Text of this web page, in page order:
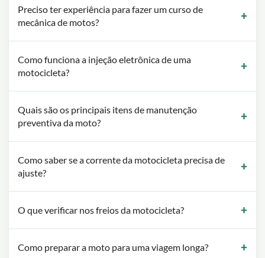
Preciso ter experiência para fazer um curso de
mecânica de motos?
Como funciona a injeção eletrônica de uma
motocicleta?
Quais são os principais itens de manutenção
preventiva da moto?
Como saber se a corrente da motocicleta precisa de
ajuste?
O que verificar nos freios da motocicleta?
Como preparar a moto para uma viagem longa?